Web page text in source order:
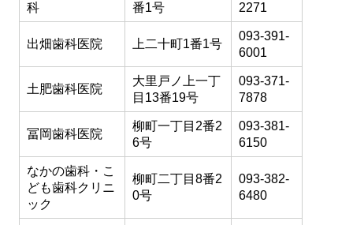
科
番1号
2271
出畑歯科医院 上二十町1番1号
093-391-
6001
土肥歯科医院
大里戸ノ上一丁
目13番19号
093-371-
7878
冨岡歯科医院
柳町一丁目2番2
6号
093-381-
6150
なかの歯科・こ
ども歯科クリニ
ック
柳町二丁目8番2
0号
093-382-
6480